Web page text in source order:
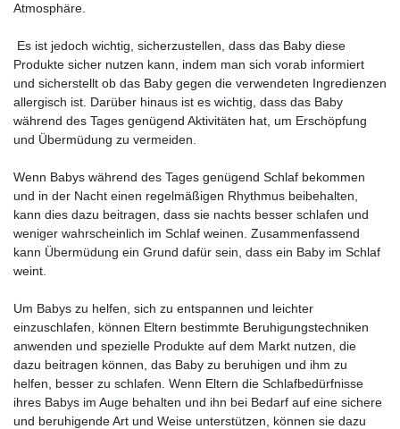
Atmosphäre.
Es ist jedoch wichtig, sicherzustellen, dass das Baby diese
Produkte sicher nutzen kann, indem man sich vorab informiert
und sicherstellt ob das Baby gegen die verwendeten Ingredienzen
allergisch ist. Darüber hinaus ist es wichtig, dass das Baby
während des Tages genügend Aktivitäten hat, um Erschöpfung
und Übermüdung zu vermeiden.
Wenn Babys während des Tages genügend Schlaf bekommen
und in der Nacht einen regelmäßigen Rhythmus beibehalten,
kann dies dazu beitragen, dass sie nachts besser schlafen und
weniger wahrscheinlich im Schlaf weinen. Zusammenfassend
kann Übermüdung ein Grund dafür sein, dass ein Baby im Schlaf
weint.
Um Babys zu helfen, sich zu entspannen und leichter
einzuschlafen, können Eltern bestimmte Beruhigungstechniken
anwenden und spezielle Produkte auf dem Markt nutzen, die
dazu beitragen können, das Baby zu beruhigen und ihm zu
helfen, besser zu schlafen. Wenn Eltern die Schlafbedürfnisse
ihres Babys im Auge behalten und ihn bei Bedarf auf eine sichere
und beruhigende Art und Weise unterstützen, können sie dazu